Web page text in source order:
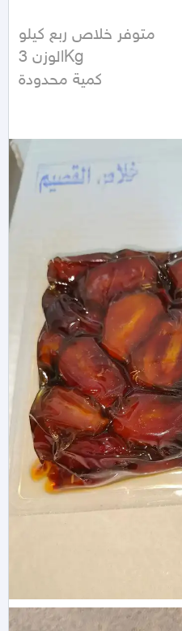
متوفر خلاص ربع كيلو
الوزن 3Kg
كمية محدودة